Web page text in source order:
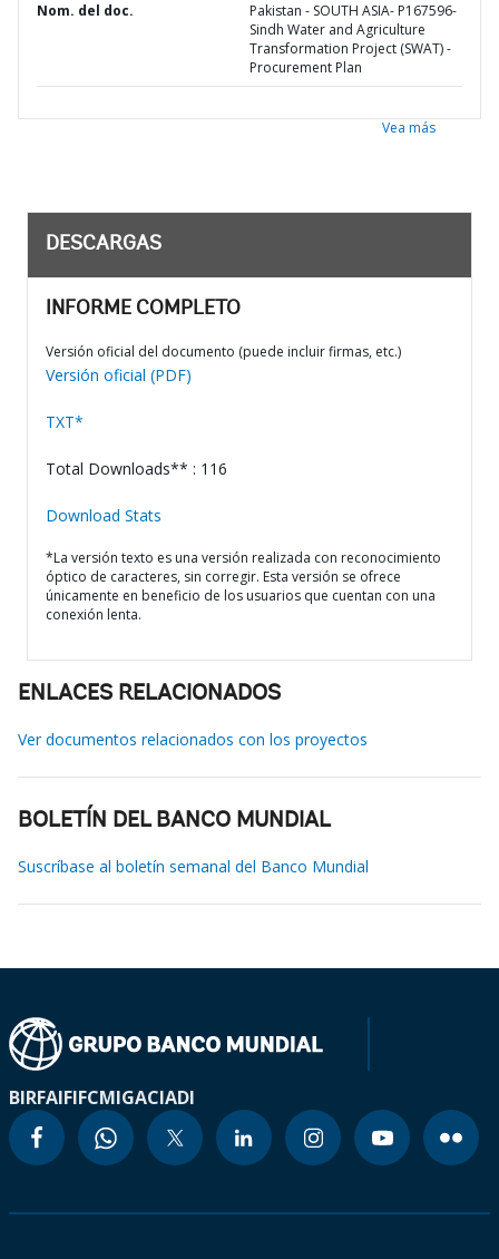
Nom. del doc.
Pakistan - SOUTH ASIA- P167596-
Sindh Water and Agriculture
Transformation Project (SWAT) -
Procurement Plan
Vea más
DESCARGAS
INFORME COMPLETO
Versión oficial del documento (puede incluir firmas, etc.)
Versión oficial (PDF)
TXT*
Total Downloads** : 116
Download Stats
*La versión texto es una versión realizada con reconocimiento
óptico de caracteres, sin corregir. Esta versión se ofrece
únicamente en beneficio de los usuarios que cuentan con una
conexión lenta.
ENLACES RELACIONADOS
Ver documentos relacionados con los proyectos
BOLETÍN DEL BANCO MUNDIAL
Suscríbase al boletín semanal del Banco Mundial
BIRFAIFIFCMIGACIADI